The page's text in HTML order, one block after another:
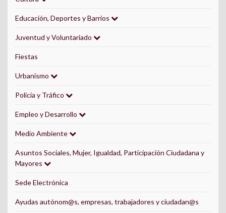
Educación, Deportes y Barrios
Juventud y Voluntariado
Fiestas
Urbanismo
Policía y Tráfico
Empleo y Desarrollo
Medio Ambiente
Asuntos Sociales, Mujer, Igualdad, Participación Ciudadana y
Mayores
Sede Electrónica
Ayudas autónom@s, empresas, trabajadores y ciudadan@s